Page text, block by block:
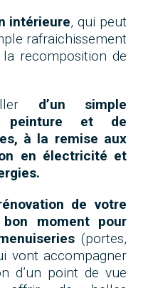
intérieure, qui peut
rafraichissement
recomposition de
d’un simple
peinture et de
à la remise aux
en électricité et
de votre
moment pour
(portes,
vont accompagner
d’un point de vue